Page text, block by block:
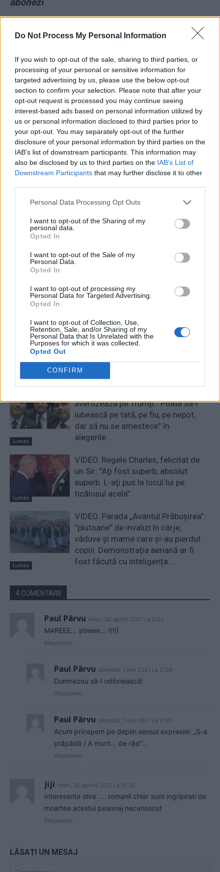
Do Not Process My Personal Information
If you wish to opt-out of the sale, sharing to third parties, or
processing of your personal or sensitive information for
targeted advertising by us, please use the below opt-out
section to confirm your selection. Please note that after your
opt-out request is processed you may continue seeing
interest-based ads based on personal information utilized by
us or personal information disclosed to third parties prior to
your opt-out. You may separately opt-out of the further
disclosure of your personal information by third parties on the
IAB’s list of downstream participants. This information may
also be disclosed by us to third parties on the IAB’s List of
Downstream Participants that may further disclose it to other
Personal Data Processing Opt Outs
I want to opt-out of the Sharing of my
personal data.
Opted In
I want to opt-out of the Sale of my
Personal Data.
Opted In
I want to opt-out of processing my
Personal Data for Targeted Advertising.
Opted In
I want to opt-out of Collection, Use,
Retention, Sale, and/or Sharing of my
Personal Data that Is Unrelated with the
Purposes for which it was collected.
Opted Out
CONFIRM
TAGS El Risitas râs
Articolul precedent
revine cu serialul „Pandemia”
– 10 sezoane a câte 6
episoade. Ca să-l vezi pe DD,
trebuie să te abonezi
Articolul următor
agentul GRU expulzat pentru
că încerca să racoleze oficiali
români
Redacţia
RELATED ARTICLES
Lumea
avertizează pe Trump: ”Poate să-i
iubească pe tată, pe fiu, pe nepot,
dar să nu se amestece” în
alegerile...
Lumea
VIDEO. Regele Charles, felicitat de
un Sir: ”Aţi fost superb, absolut
superb. L-aţi pus la locul lui pe
ticălosul acela”
Lumea
VIDEO. Parada „Avântul Prăbușirea”:
”plutoane” de invalizi în cârje,
văduve și mame care și-au pierdut
copiii. Demonstrația aeriană ar fi
fost făcută cu inteligența...
4 COMENTARII
Paul Pârvu vineri, 30 aprilie 2021 La 0.54
MAREEE… știreee… (!!!)
Răspundeți
Paul Pârvu sâmbătă, 1 mai 2021 La 17.39
Dumnezeu să-l odihnească!
Răspundeți
Paul Pârvu sâmbătă, 1 mai 2021 La 17.40
Acum pricepem pe deplin sensul expresiei: „S-a
prăpădit / A murit… de râs!”…
Răspundeți
jiji vineri, 30 aprilie 2021 La 10.30
Interesanta stire …. romanii chiar sunt ingrijorati de
moartea acestui pesonaj necunoscut
Răspundeți
LĂSAȚI UN MESAJ